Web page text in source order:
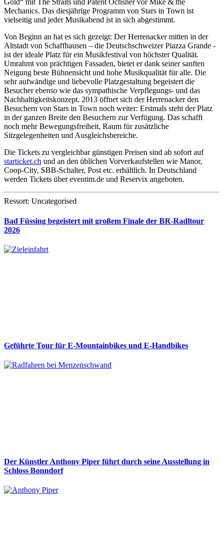
Gold“ mit The Straits und Patent Ochsner vor Mike & the
Mechanics. Das diesjährige Programm von Stars in Town ist
vielseitig und jeder Musikabend ist in sich abgestimmt.
Von Beginn an hat es sich gezeigt: Der Herrenacker mitten in der
Altstadt von Schaffhausen – die Deutschschweizer Piazza Grande -
ist der ideale Platz für ein Musikfestival von höchster Qualität.
Umrahmt von prächtigen Fassaden, bietet er dank seiner sanften
Neigung beste Bühnensicht und hohe Musikqualität für alle. Die
sehr aufwändige und liebevolle Platzgestaltung begeistert die
Besucher ebenso wie das sympathische Verpflegungs- und das
Nachhaltigkeitskonzept. 2013 öffnet sich der Herrenacker den
Besuchern von Stars in Town noch weiter: Erstmals steht der Platz
in der ganzen Breite den Besuchern zur Verfügung. Das schafft
noch mehr Bewegungsfreiheit, Raum für zusätzliche
Sitzgelegenheiten und Ausgleichsbereiche.
Die Tickets zu vergleichbar günstigen Preisen sind ab sofort auf
starticket.ch und an den üblichen Vorverkaufstellen wie Manor,
Coop-City, SBB-Schalter, Post etc. erhältlich. In Deutschland
werden Tickets über eventim.de und Reservix angeboten.
Ressort: Uncategorised
Bad Füssing begeistert mit großem Finale der BR-Radltour
2026
Geführte Tour für E-Mountainbikes und E-Handbikes
Der Künstler Anthony Piper führt durch seine Ausstellung in
Schloss Bonndorf